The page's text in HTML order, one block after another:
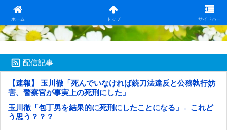
ホーム トップ サイドバー
日本第一！ニュース録
配信記事
【速報】 玉川徹「死んでいなければ銃刀法違反と公務執行妨
害、警察官が事実上の死刑にした」
玉川徹「包丁男を結果的に死刑にしたことになる」←これど
う思う？？？